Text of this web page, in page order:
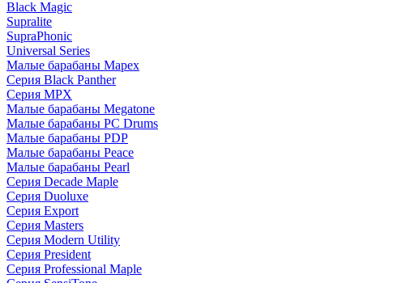
Black Magic
Supralite
SupraPhonic
Universal Series
Малые барабаны Mapex
Серия Black Panther
Серия MPX
Малые барабаны Megatone
Малые барабаны PC Drums
Малые барабаны PDP
Малые барабаны Peace
Малые барабаны Pearl
Серия Decade Maple
Серия Duoluxe
Серия Export
Серия Masters
Серия Modern Utility
Серия President
Серия Professional Maple